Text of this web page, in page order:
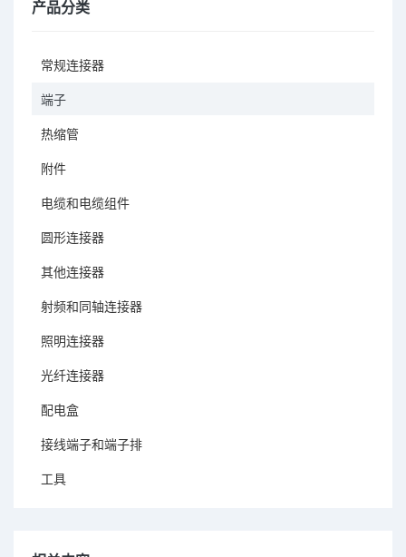
产品分类
常规连接器
端子
热缩管
附件
电缆和电缆组件
圆形连接器
其他连接器
射频和同轴连接器
照明连接器
光纤连接器
配电盒
接线端子和端子排
工具